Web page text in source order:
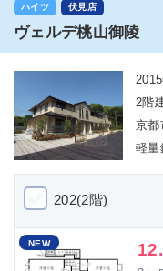
ハイツ 伏見店
ヴェルデ桃山御陵
2階
京都
軽量
202(2階)
NEW